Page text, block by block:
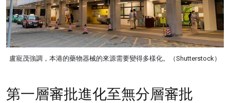
盧寵茂強調，本港的藥物器械的來源需要變得多樣化。（Shutterstock）
第一層審批進化至無分層審批